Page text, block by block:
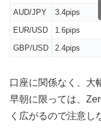
AUD/JPY
3.4pips
EUR/USD
1.6pips
GBP/USD
2.4pips
口座に関係なく、大
早朝に限っては、
く広がるので注意し